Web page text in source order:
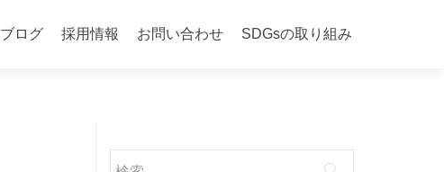
ブログ 採用情報 お問い合わせ SDGsの取り組み